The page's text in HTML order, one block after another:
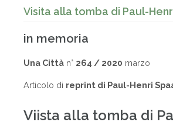
Visita alla tomba di Paul-
in memoria
Una Città n° 264 / 2020 marzo
Articolo di reprint di Paul-Henri
Viista alla tomba di